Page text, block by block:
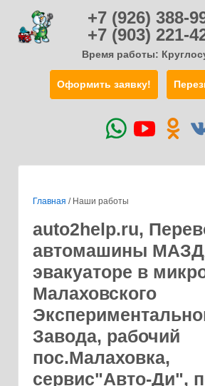
+7 (926) 388-
+7 (903) 221-
Время работы:
Оформить заявку!
Главная / Наши работы
auto2help.ru,
автомашины
эвакуаторе в
Малаховского
Завода, рабочий
пос.Малаховка,
сервис"Авто-Ди",